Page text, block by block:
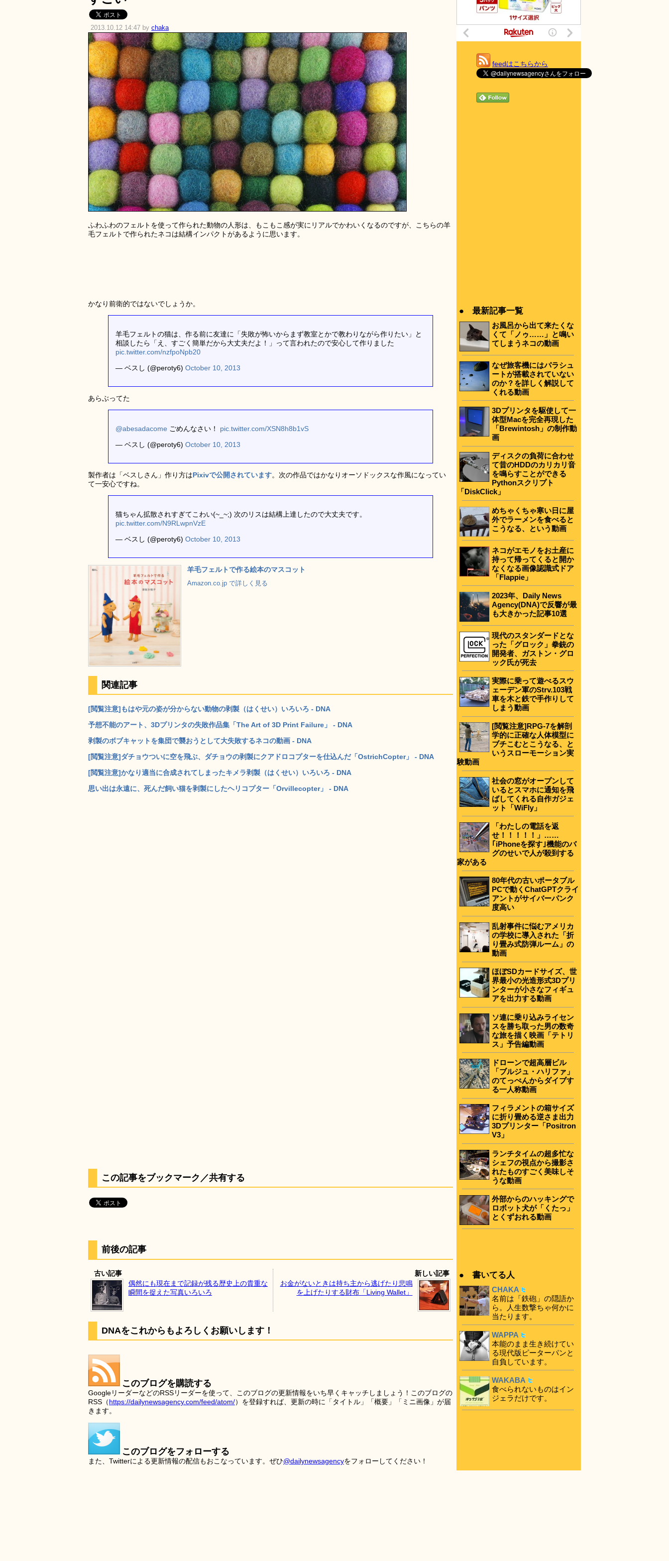
2013.10.12 14:47 by chaka
ふわふわのフェルトを使って作られた動物の人形は、もこもこ感が実にリアルでかわいくなるのですが、こちらの羊
毛フェルトで作られたネコは結構インパクトがあるように思います。
かなり前衛的ではないでしょうか。
羊毛フェルトの猫は、作る前に友達に「失敗が怖いからまず教室とかで教わりながら作りたい」と
相談したら「え、すごく簡単だから大丈夫だよ！」って言われたので安心して作りました
pic.twitter.com/nzfpoNpb20
— ベスし (@peroty6) October 10, 2013
あらぶってた
@abesadacome ごめんなさい！ pic.twitter.com/XSN8h8b1vS
— ベスし (@peroty6) October 10, 2013
製作者は「ベスしさん」作り方はPixivで公開されています。次の作品ではかなりオーソドックスな作風になってい
て一安心ですね。
猫ちゃん拡散されすぎてこわい(~_~;) 次のリスは結構上達したので大丈夫です。
pic.twitter.com/N9RLwpnVzE
— ベスし (@peroty6) October 10, 2013
羊毛フェルトで作る絵本のマスコット
Amazon.co.jp で詳しく見る
関連記事
[閲覧注意]もはや元の姿が分からない動物の剥製（はくせい）いろいろ - DNA
予想不能のアート、3Dプリンタの失敗作品集「The Art of 3D Print Failure」 - DNA
剥製のボブキャットを集団で襲おうとして大失敗するネコの動画 - DNA
[閲覧注意]ダチョウついに空を飛ぶ、ダチョウの剥製にクアドロコプターを仕込んだ「OstrichCopter」 - DNA
[閲覧注意]かなり適当に合成されてしまったキメラ剥製（はくせい）いろいろ - DNA
思い出は永遠に、死んだ飼い猫を剥製にしたヘリコプター「Orvillecopter」 - DNA
この記事をブックマーク／共有する
前後の記事
古い記事
偶然にも現在まで記録が残る歴史上の貴重な
瞬間を捉えた写真いろいろ
新しい記事
お金がないときは持ち主から逃げたり悲鳴
を上げたりする財布「Living Wallet」
DNAをこれからもよろしくお願いします！
このブログを購読する
GoogleリーダーなどのRSSリーダーを使って、このブログの更新情報をいち早くキャッチしましょう！このブログの
RSS（https://dailynewsagency.com/feed/atom/）を登録すれば、更新の時に「タイトル」「概要」「ミニ画像」が届
きます。
このブログをフォローする
また、Twitterによる更新情報の配信もおこなっています。ぜひ@dailynewsagencyをフォローしてください！
feedはこちらから
● 最新記事一覧
お風呂から出て来たくな
くて「ノゥ……」と鳴い
てしまうネコの動画
なぜ旅客機にはパラシュ
ートが搭載されていない
のか？を詳しく解説して
くれる動画
3Dプリンタを駆使して一
体型Macを完全再現した
「Brewintosh」の制作動
画
ディスクの負荷に合わせ
て昔のHDDのカリカリ音
を鳴らすことができる
Pythonスクリプト
「DiskClick」
めちゃくちゃ寒い日に屋
外でラーメンを食べると
こうなる、という動画
ネコがエモノをお土産に
持って帰ってくると開か
なくなる画像認識式ドア
「Flappie」
2023年、Daily News
Agency(DNA)で反響が最
も大きかった記事10選
現代のスタンダードとな
った「グロック」拳銃の
開発者、ガストン・グロ
ック氏が死去
実際に乗って遊べるスウ
ェーデン軍のStrv.103戦
車を木と鉄で手作りして
しまう動画
[閲覧注意]RPG-7を解剖
学的に正確な人体模型に
ブチこむとこうなる、と
いうスローモーション実
験動画
社会の窓がオープンして
いるとスマホに通知を飛
ばしてくれる自作ガジェ
ット「WiFly」
「わたしの電話を返
せ！！！！！」……
｢iPhoneを探す｣機能のバ
グのせいで人が殺到する
家がある
80年代の古いポータブル
PCで動くChatGPTクライ
アントがサイバーパンク
度高い
乱射事件に悩むアメリカ
の学校に導入された「折
り畳み式防弾ルーム」の
動画
ほぼSDカードサイズ、世
界最小の光造形式3Dプリ
ンターが小さなフィギュ
アを出力する動画
ソ連に乗り込みライセン
スを勝ち取った男の数奇
な旅を描く映画「テトリ
ス」予告編動画
ドローンで超高層ビル
「ブルジュ・ハリファ」
のてっぺんからダイブす
る一人称動画
フィラメントの箱サイズ
に折り畳める逆さま出力
3Dプリンター「Positron
V3」
ランチタイムの超多忙な
シェフの視点から撮影さ
れたものすごく美味しそ
うな動画
外部からのハッキングで
ロボット犬が「くたっ」
とくずおれる動画
● 書いてる人
CHAKA
名前は「鉄砲」の隠語か
ら。人生数撃ちゃ何かに
当たります。
WAPPA
本能のまま生き続けてい
る現代版ピーターパンと
自負しています。
WAKABA
食べられないものはイン
ジェラだけです。